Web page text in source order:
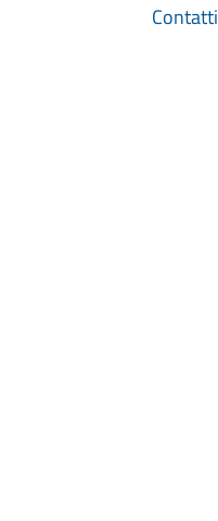
Contatti